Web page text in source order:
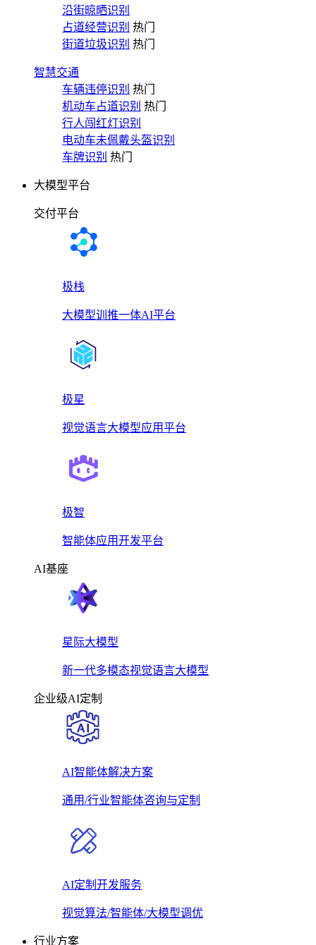
沿街晾晒识别
占道经营识别 热门
街道垃圾识别 热门
智慧交通
车辆违停识别 热门
机动车占道识别 热门
行人闯红灯识别
电动车未佩戴头盔识别
车牌识别 热门
大模型平台
交付平台
极栈
大模型训推一体AI平台
极星
视觉语言大模型应用平台
极智
智能体应用开发平台
AI基座
星际大模型
新一代多模态视觉语言大模型
企业级AI定制
AI智能体解决方案
通用/行业智能体咨询与定制
AI定制开发服务
视觉算法/智能体/大模型调优
行业方案